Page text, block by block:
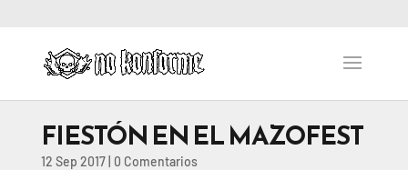
FIESTÓN EN EL MAZOFEST
12 Sep 2017| 0 Comentarios